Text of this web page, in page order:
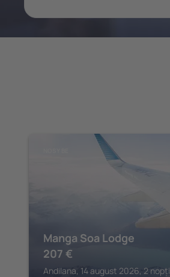
Manga Soa Lodge
207 €
Andilana, 14 august 2026, 2 nopți